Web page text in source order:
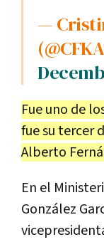
—
Fue uno de
fue su tercer
Alberto
En el
González